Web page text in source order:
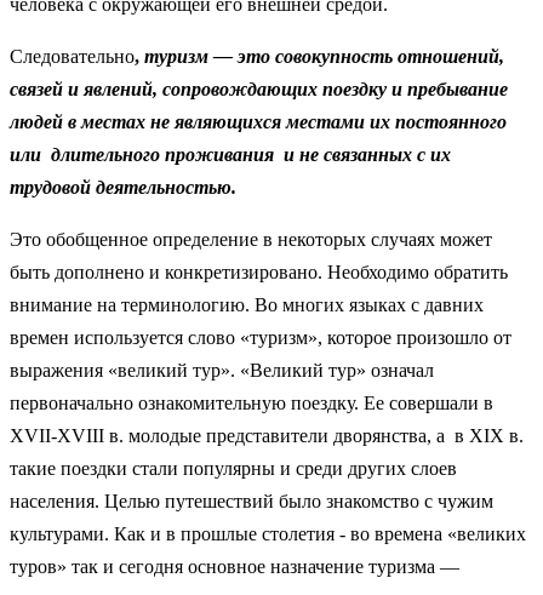
человека с окружающей его внешней средой.
Следовательно, туризм — это совокупность отношений,
связей и явлений, сопровождающих поездку и пребывание
людей в местах не являющихся местами их постоянного
или длительного проживания и не связанных с их
трудовой деятельностью.
Это обобщенное определение в некоторых случаях может
быть дополнено и конкретизировано. Необходимо обратить
внимание на терминологию. Во многих языках с давних
времен используется слово «туризм», которое произошло от
выражения «великий тур». «Великий тур» означал
первоначально ознакомительную поездку. Ее совершали в
ХVII-XVIII в. молодые представители дворянства, а в ХIХ в.
такие поездки стали популярны и среди других слоев
населения. Целью путешествий было знакомство с чужим
культурами. Как и в прошлые столетия - во времена «великих
туров» так и сегодня основное назначение туризма —